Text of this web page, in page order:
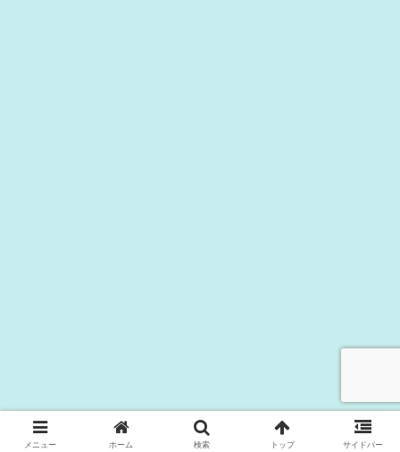
メニュー ホーム 検索 トップ サイドバー